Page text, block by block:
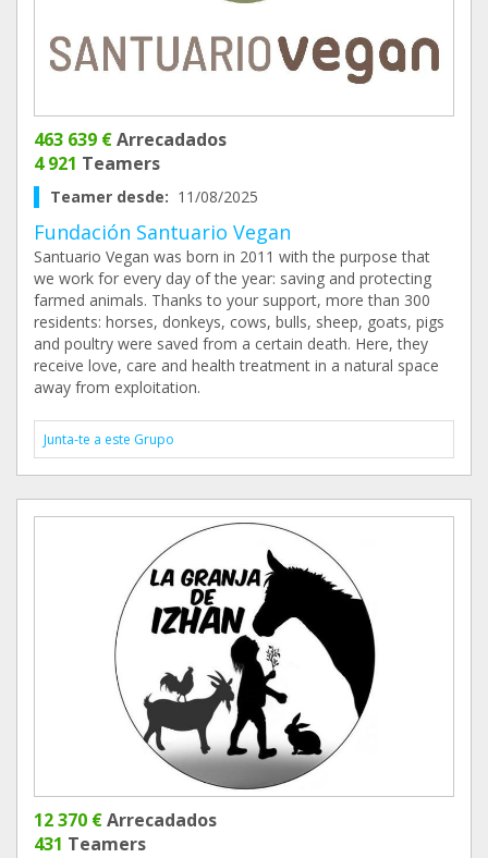
463 639 €Arrecadados
4 921 Teamers
Teamer desde: 11/08/2025
Fundación Santuario Vegan
Santuario Vegan was born in 2011 with the purpose that
we work for every day of the year: saving and protecting
farmed animals. Thanks to your support, more than 300
residents: horses, donkeys, cows, bulls, sheep, goats, pigs
and poultry were saved from a certain death. Here, they
receive love, care and health treatment in a natural space
away from exploitation.
Junta-te a este Grupo
12 370 €Arrecadados
431 Teamers